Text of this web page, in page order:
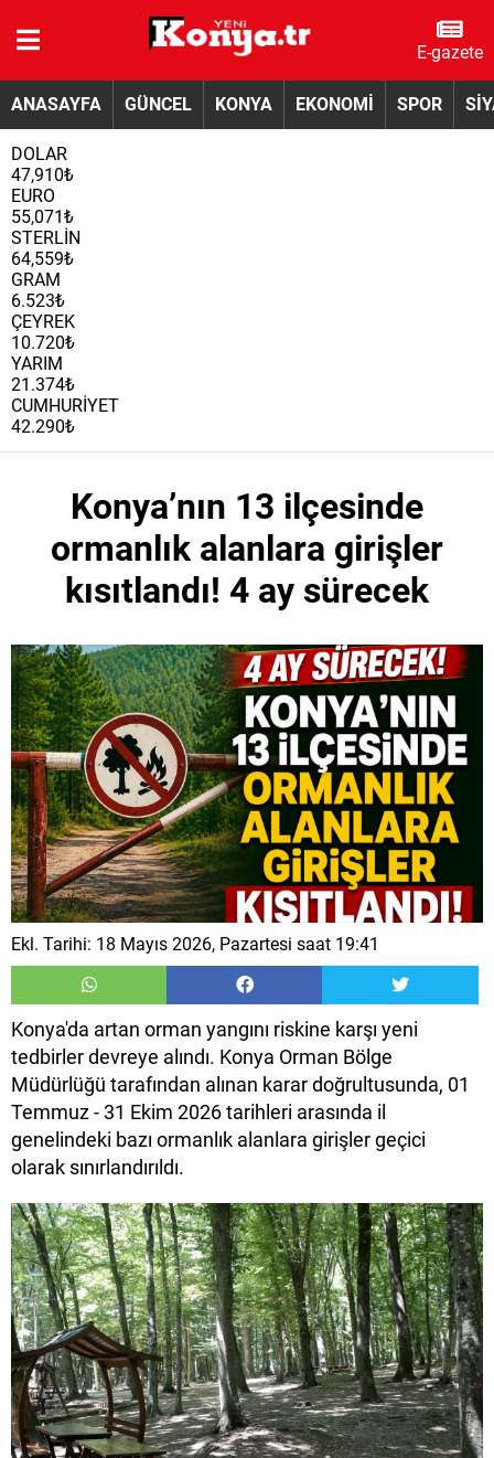
E-gazete
ANASAYFA GÜNCEL KONYA EKONOMİ SPOR
DOLAR
47,910₺
EURO
55,071₺
STERLİN
64,559₺
GRAM
6.523₺
ÇEYREK
10.720₺
YARIM
21.374₺
CUMHURİYET
42.290₺
Konya’nın 13 ilçesinde
ormanlık alanlara girişler
kısıtlandı! 4 ay sürecek
Ekl. Tarihi: 18 Mayıs 2026, Pazartesi saat 19:41
Konya'da artan orman yangını riskine karşı yeni
tedbirler devreye alındı. Konya Orman Bölge
Müdürlüğü tarafından alınan karar doğrultusunda, 01
Temmuz - 31 Ekim 2026 tarihleri arasında il
genelindeki bazı ormanlık alanlara girişler geçici
olarak sınırlandırıldı.